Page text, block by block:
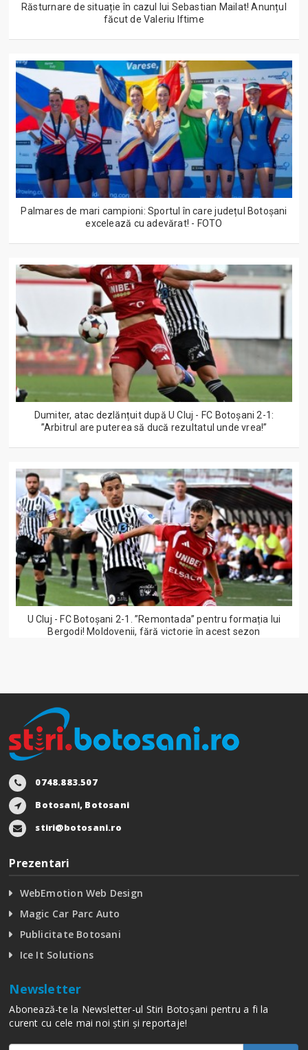
Răsturnare de situație în cazul lui Sebastian Mailat! Anunțul
făcut de Valeriu Iftime
Palmares de mari campioni: Sportul în care județul Botoșani
excelează cu adevărat! - FOTO
Dumiter, atac dezlănțuit după U Cluj - FC Botoșani 2-1:
”Arbitrul are puterea să ducă rezultatul unde vrea!”
U Cluj - FC Botoșani 2-1. ”Remontada” pentru formația lui
Bergodi! Moldovenii, fără victorie în acest sezon
0748.883.507
Botosani, Botosani
stiri@botosani.ro
Prezentari
WebEmotion Web Design
Magic Car Parc Auto
Publicitate Botosani
Ice It Solutions
Newsletter
Abonează-te la Newsletter-ul Stiri Botoșani pentru a fi la
curent cu cele mai noi știri și reportaje!